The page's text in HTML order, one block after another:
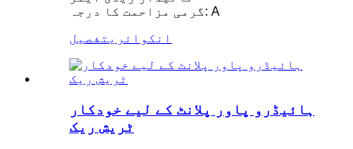
گرمی مزاحمت کا درجہ: A
انکوائری تفصیل
ہائیڈرو پاور پلانٹ کے لیے خودکار
ٹریش ریک